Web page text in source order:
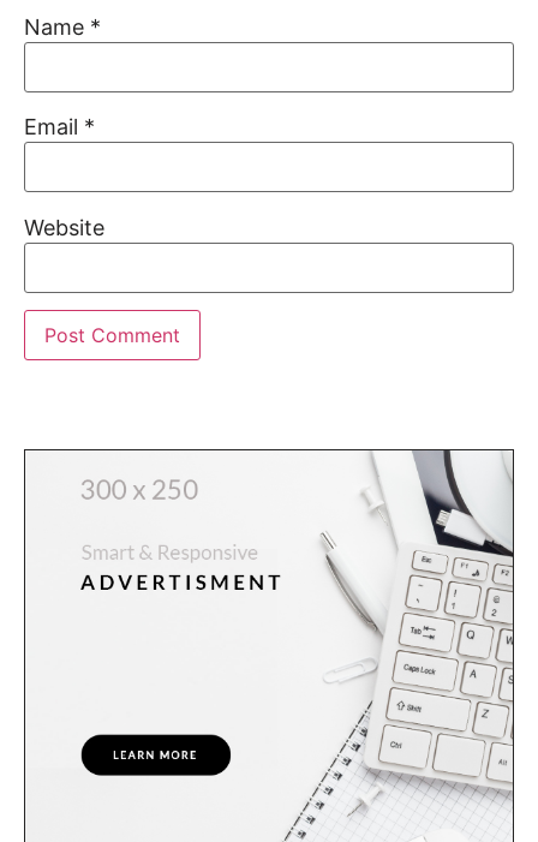
Name *
Email *
Website